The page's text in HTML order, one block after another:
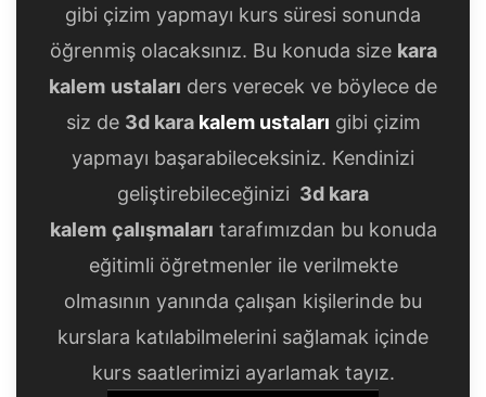
gibi çizim yapmayı kurs süresi sonunda
öğrenmiş olacaksınız. Bu konuda size kara
kalem ustaları ders verecek ve böylece de
siz de 3d kara kalem ustaları gibi çizim
yapmayı başarabileceksiniz. Kendinizi
geliştirebileceğinizi 3d kara
kalem çalışmaları tarafımızdan bu konuda
eğitimli öğretmenler ile verilmekte
olmasının yanında çalışan kişilerinde bu
kurslara katılabilmelerini sağlamak içinde
kurs saatlerimizi ayarlamak tayız.